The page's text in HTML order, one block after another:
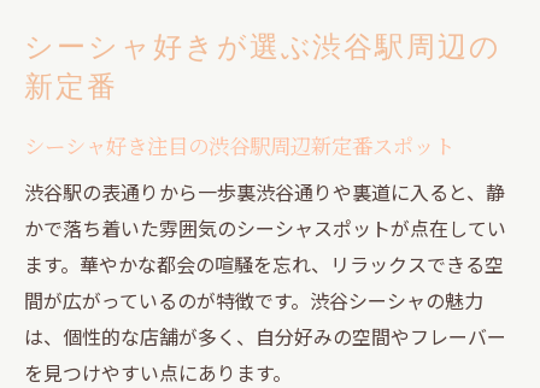
シーシャ好きが選ぶ渋谷駅周辺の
新定番
シーシャ好き注目の渋谷駅周辺新定番スポット
渋谷駅の表通りから一歩裏渋谷通りや裏道に入ると、静
かで落ち着いた雰囲気のシーシャスポットが点在してい
ます。華やかな都会の喧騒を忘れ、リラックスできる空
間が広がっているのが特徴です。渋谷シーシャの魅力
は、個性的な店舗が多く、自分好みの空間やフレーバー
を見つけやすい点にあります。